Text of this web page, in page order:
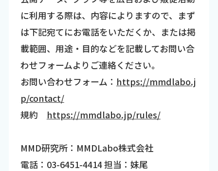
に利用する際は、内容によりますので、まず
は下記宛てにお電話をいただくか、または掲
載範囲、用途・目的などを記載してお問い合
わせフォームよりご連絡ください。
お問い合わせフォーム： https://mmdlabo.j
p/contact/
規約 https://mmdlabo.jp/rules/
MMD研究所：MMDLabo株式会社
電話：03-6451-4414 担当：妹尾